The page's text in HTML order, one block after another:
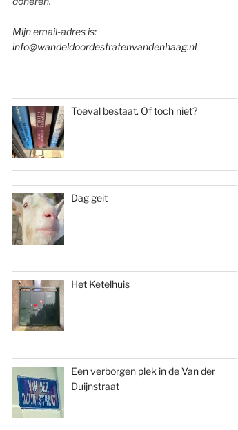
Mijn email-adres is:
info@wandeldoordestratenvandenhaag.nl
Toeval bestaat. Of toch niet?
Dag geit
Het Ketelhuis
Een verborgen plek in de Van der
Duijnstraat